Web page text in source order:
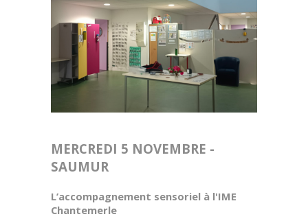
MERCREDI 5 NOVEMBRE -
SAUMUR
L’accompagnement sensoriel à l'IME
Chantemerle